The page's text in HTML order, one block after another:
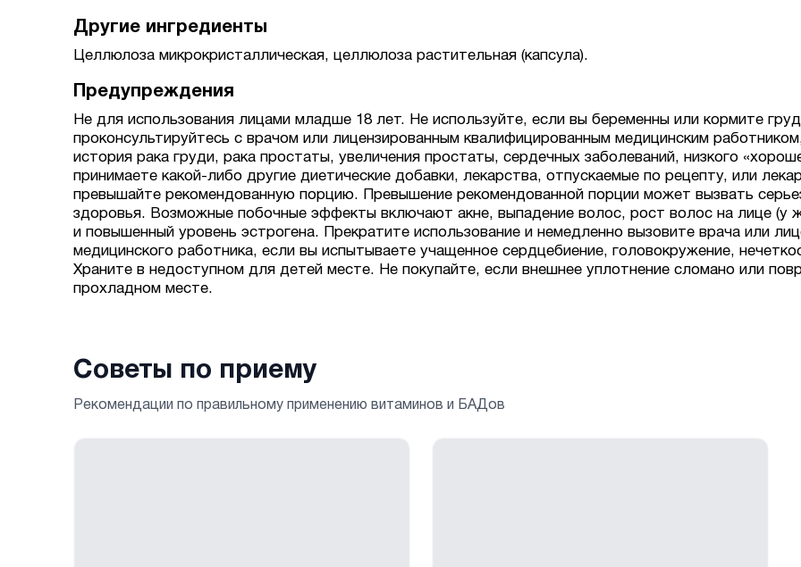
Другие ингредиенты
Целлюлоза микрокристаллическая, целлюлоза растительная (капсула).
Предупреждения
Не для использования лицами младше 18 лет. Не используйте, если вы беременны или кормите
проконсультируйтесь с врачом или лицензированным квалифицированным медицинским
история рака груди, рака простаты, увеличения простаты, сердечных заболеваний, низкого
принимаете какой-либо другие диетические добавки, лекарства, отпускаемые по рецепту, или
превышайте рекомендованную порцию. Превышение рекомендованной порции может вызвать
здоровья. Возможные побочные эффекты включают акне, выпадение волос, рост волос на лице (у
и повышенный уровень эстрогена. Прекратите использование и немедленно вызовите врача или
медицинского работника, если вы испытываете учащенное сердцебиение, головокружение,
Храните в недоступном для детей месте. Не покупайте, если внешнее уплотнение сломано или
прохладном месте.
Советы по приему
Рекомендации по правильному применению витаминов и БАДов